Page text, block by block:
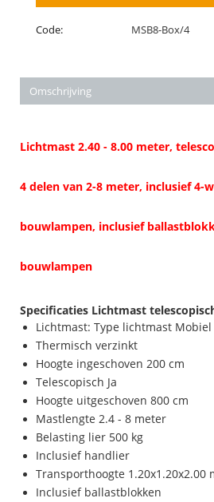
Code: MSB8-Box/4
Omschrijving
Lichtmast 2.40 - 8.00 meter,
4 delen van 2-8 meter, inclusief 4-
bouwlampen, inclusief
bouwlampen
Specificaties Lichtmast
Lichtmast: Type lichtmast Mobiel
Thermisch verzinkt
Hoogte ingeschoven 200 cm
Telescopisch Ja
Hoogte uitgeschoven 800 cm
Mastlengte 2.4 - 8 meter
Belasting lier 500 kg
Inclusief handlier
Transporthoogte 1.20x1.20x2.00
Inclusief ballastblokken